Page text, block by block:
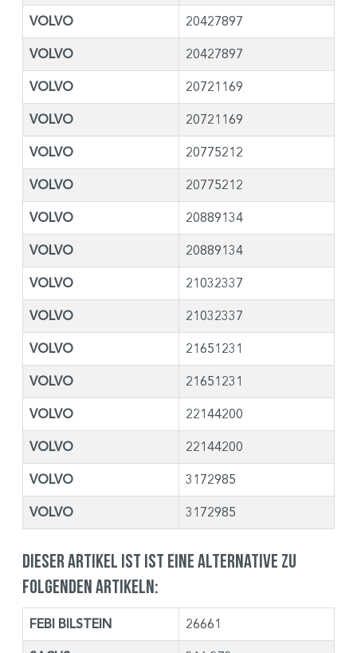
VOLVO 20427897
VOLVO 20427897
VOLVO 20721169
VOLVO 20721169
VOLVO 20775212
VOLVO 20775212
VOLVO 20889134
VOLVO 20889134
VOLVO 21032337
VOLVO 21032337
VOLVO 21651231
VOLVO 21651231
VOLVO 22144200
VOLVO 22144200
VOLVO 3172985
VOLVO 3172985
Dieser Artikel ist ist eine Alternative zu
folgenden Artikeln:
FEBI BILSTEIN 26661